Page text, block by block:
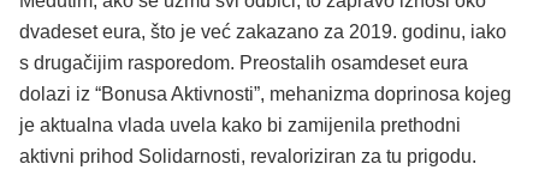
dvadeset eura, što je već zakazano za 2019. godinu, iako
s drugačijim rasporedom. Preostalih osamdeset eura
dolazi iz “Bonusa Aktivnosti”, mehanizma doprinosa kojeg
je aktualna vlada uvela kako bi zamijenila prethodni
aktivni prihod Solidarnosti, revaloriziran za tu prigodu.